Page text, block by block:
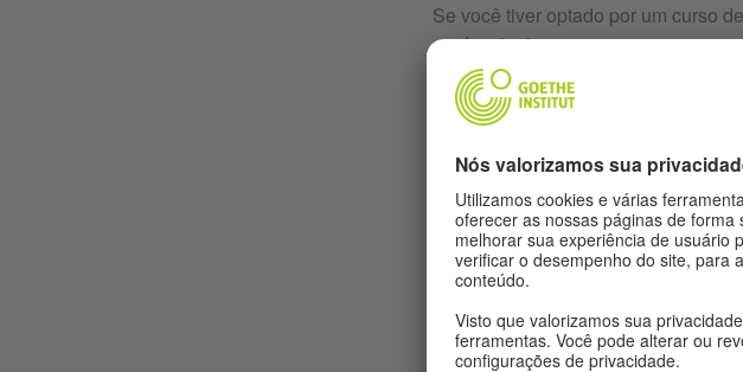
Se você tiver optado por um curso
ou desejar inscrever-se em um
competência linguística suas aulas
local um teste de nivelamento gratuito.
Depois de o fazer, você pode
iniciantes, os níveis B1 e B2 se
Os níveis C1 e C2 são os níveis
linguística possível. Esses níveis
Após cada nível, poderá fazer um